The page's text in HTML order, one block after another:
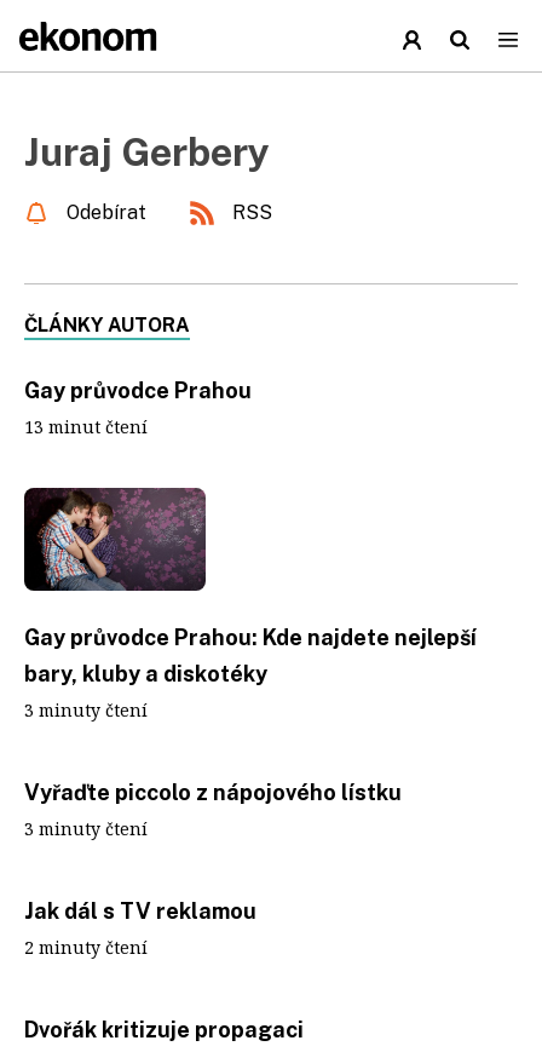
Juraj Gerbery
Odebírat RSS
ČLÁNKY AUTORA
Gay průvodce Prahou
13 minut čtení
Gay průvodce Prahou: Kde najdete nejlepší
bary, kluby a diskotéky
3 minuty čtení
Vyřaďte piccolo z nápojového lístku
3 minuty čtení
Jak dál s TV reklamou
2 minuty čtení
Dvořák kritizuje propagaci